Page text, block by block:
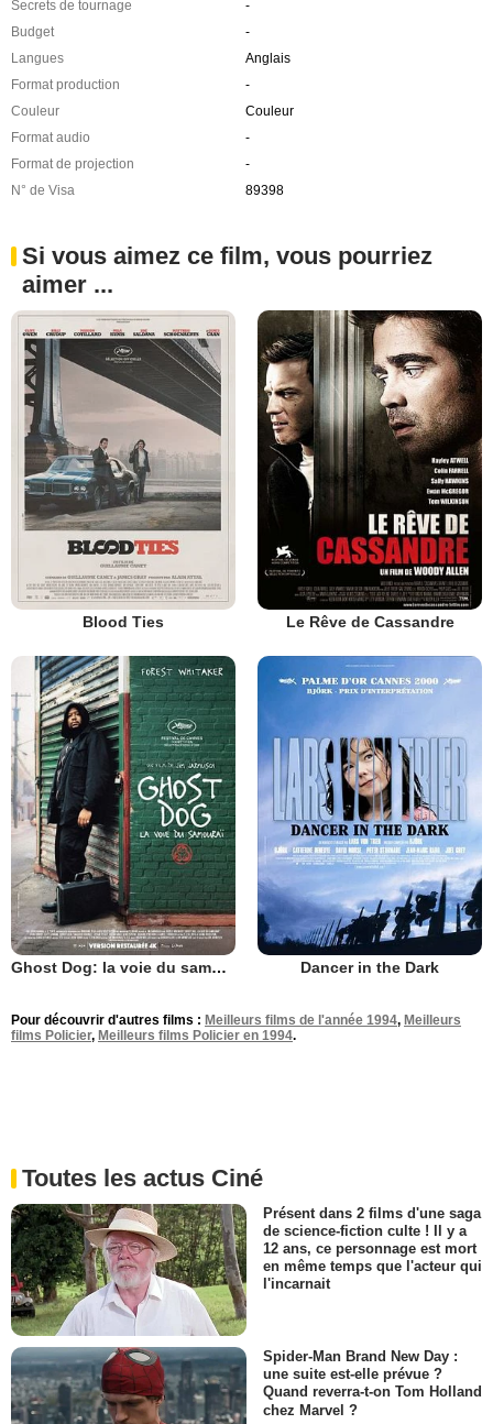
Secrets de tournage
-
Budget
-
Langues
Anglais
Format production
-
Couleur
Couleur
Format audio
-
Format de projection
-
N° de Visa
89398
Si vous aimez ce film, vous pourriez
aimer ...
Blood Ties Le Rêve de Cassandre
Ghost Dog: la voie du samourai Dancer in the Dark
Pour découvrir d'autres films : Meilleurs films de l'année 1994, Meilleurs
films Policier, Meilleurs films Policier en 1994.
Toutes les actus Ciné
Présent dans 2 films d'une saga
de science-fiction culte ! Il y a
12 ans, ce personnage est mort
en même temps que l'acteur qui
l'incarnait
Spider-Man Brand New Day :
une suite est-elle prévue ?
Quand reverra-t-on Tom Holland
chez Marvel ?